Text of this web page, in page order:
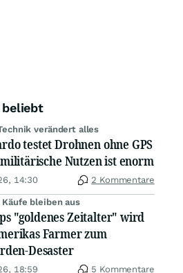
beliebt
verändert alles
testet Drohnen ohne GPS
Nutzen ist enorm
14:30 2 Kommentare
Käufe bleiben aus
"goldenes Zeitalter" wird
Farmer zum
Desaster
18:59 5 Kommentare